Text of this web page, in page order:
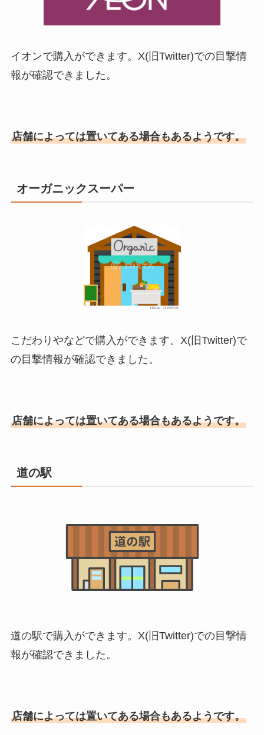
イオンで購入ができます。X(旧Twitter)での目撃情
報が確認できました。
店舗によっては置いてある場合もあるようです。
オーガニックスーパー
こだわりやなどで購入ができます。X(旧Twitter)で
の目撃情報が確認できました。
店舗によっては置いてある場合もあるようです。
道の駅
道の駅で購入ができます。X(旧Twitter)での目撃情
報が確認できました。
店舗によっては置いてある場合もあるようです。